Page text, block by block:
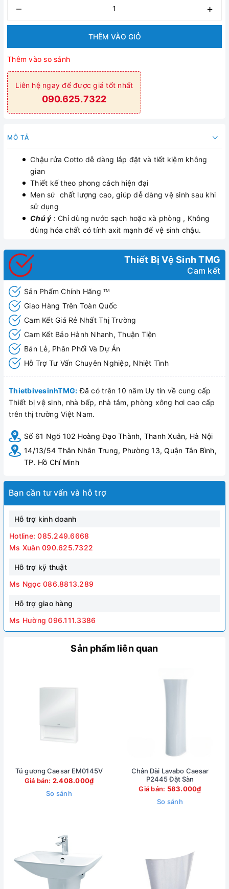
– +
THÊM VÀO GIỎ
Thêm vào so sánh
Liên hệ ngay để được giá tốt nhất
090.625.7322
MÔ TẢ
Chậu rửa Cotto dễ dàng lắp đặt và tiết kiệm không
gian
Thiết kế theo phong cách hiện đại
Men sứ chất lượng cao, giúp dễ dàng vệ sinh sau khi
sử dụng
Chú ý: Chỉ dùng nước sạch hoặc xà phòng , Không
dùng hóa chất có tính axit mạnh để vệ sinh chậu.
Thiết Bị Vệ Sinh TMG
Cam kết
Sản Phẩm Chính Hãng TM
Giao Hàng Trên Toàn Quốc
Cam Kết Giá Rẻ Nhất Thị Trường
Cam Kết Bảo Hành Nhanh, Thuận Tiện
Bán Lẻ, Phân Phối Và Dự Án
Hỗ Trợ Tư Vấn Chuyên Nghiệp, Nhiệt Tình
ThietbivesinhTMG: Đã có trên 10 năm Uy tín về cung cấp
Thiết bị vệ sinh, nhà bếp, nhà tắm, phòng xông hơi cao cấp
trên thị trường Việt Nam.
Số 61 Ngõ 102 Hoàng Đạo Thành, Thanh Xuân, Hà Nội
14/13/54 Thân Nhân Trung, Phường 13, Quận Tân Bình,
TP. Hồ Chí Minh
Bạn cần tư vấn và hỗ trợ
Hỗ trợ kinh doanh
Hotline: 085.249.6668
Ms Xuân 090.625.7322
Hỗ trợ kỹ thuật
Ms Ngọc 086.8813.289
Hỗ trợ giao hàng
Ms Hường 096.111.3386
Sản phẩm liên quan
Tủ gương Caesar EM0145V
Giá bán: 2.408.000₫
So sánh
Chân Dài Lavabo Caesar
P2445 Đặt Sàn
Giá bán: 583.000₫
So sánh